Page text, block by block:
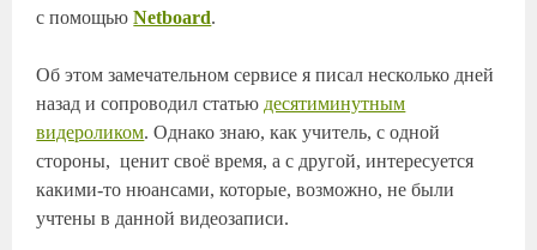
с помощьюNetboard.
Об этом замечательном сервисе я писал несколько дней
назад и сопроводил статью десятиминутным
видероликом. Однако знаю, как учитель, с одной
стороны, ценит своё время, а с другой, интересуется
какими-то нюансами, которые, возможно, не были
учтены в данной видеозаписи.